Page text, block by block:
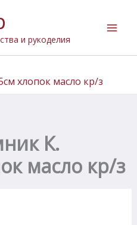
и рукоделия
хлопок масло кр/з
К.
масло кр/з